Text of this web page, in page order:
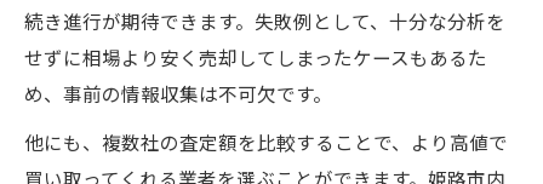
続き進行が期待できます。失敗例として、十分な分析を
せずに相場より安く売却してしまったケースもあるた
め、事前の情報収集は不可欠です。
他にも、複数社の査定額を比較することで、より高値で